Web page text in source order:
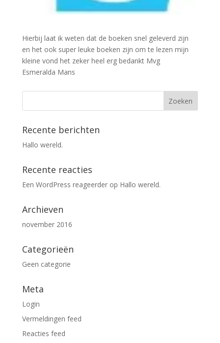
Hierbij laat ik weten dat de boeken snel geleverd zijn
en het ook super leuke boeken zijn om te lezen mijn
kleine vond het zeker heel erg bedankt Mvg
Esmeralda Mans
Recente berichten
Hallo wereld.
Recente reacties
Een WordPress reageerderop Hallo wereld.
Archieven
november 2016
Categorieën
Geen categorie
Meta
Login
Vermeldingen feed
Reacties feed